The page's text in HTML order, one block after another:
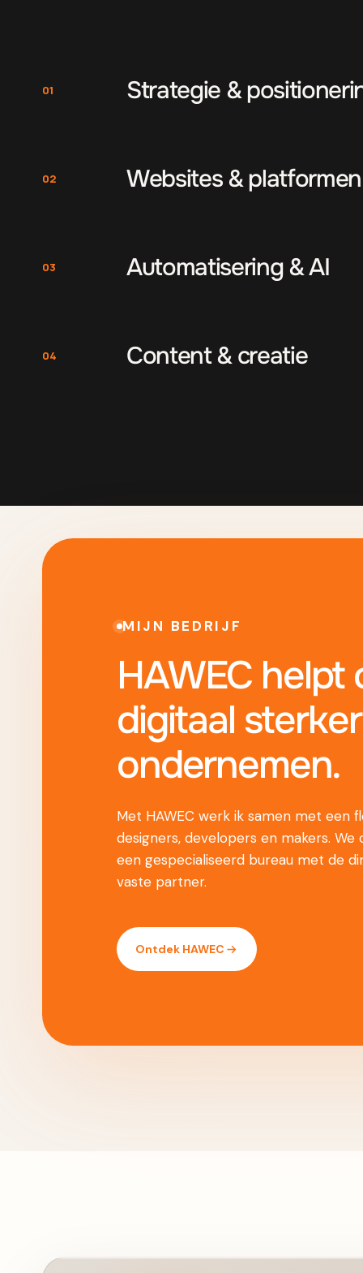
01 Strategie &
02 Websites & platformen
03 Automatisering & AI
04 Content & creatie
MIJN BEDRIJF
HAWEC helpt
digitaal sterker
ondernemen.
Met HAWEC werk ik samen met een
designers, developers en makers.
een gespecialiseerd bureau met de
vaste partner.
Ontdek HAWEC